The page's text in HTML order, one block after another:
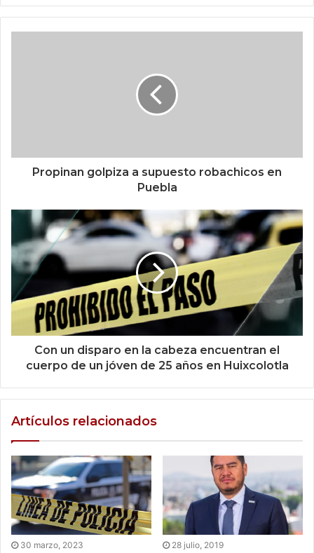
Propinan golpiza a supuesto robachicos en
Puebla
Con un disparo en la cabeza encuentran el
cuerpo de un jóven de 25 años en Huixcolotla
Artículos relacionados
30 marzo, 2023 28 julio, 2019